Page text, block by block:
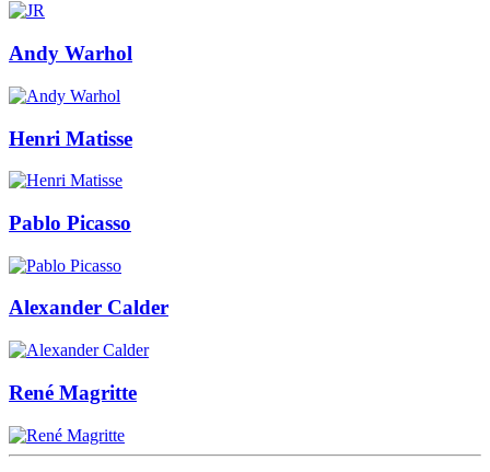
Andy Warhol
Henri Matisse
Pablo Picasso
Alexander Calder
René Magritte